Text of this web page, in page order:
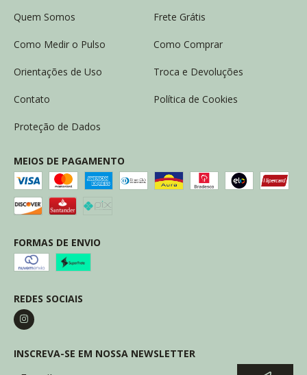
Quem Somos
Frete Grátis
Como Medir o Pulso Como Comprar
Orientações de Uso Troca e Devoluções
Contato Política de Cookies
Proteção de Dados
MEIOS DE PAGAMENTO
FORMAS DE ENVIO
REDES SOCIAIS
INSCREVA-SE EM NOSSA NEWSLETTER